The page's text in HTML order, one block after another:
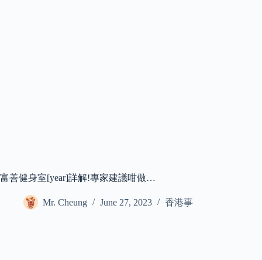
富善健身室[year]詳解!專家建議咁做…
Mr. Cheung June 27, 2023 香港事